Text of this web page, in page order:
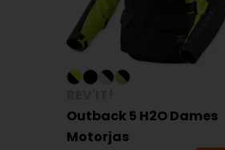
Outback 5 H2O Dames
Motorjas